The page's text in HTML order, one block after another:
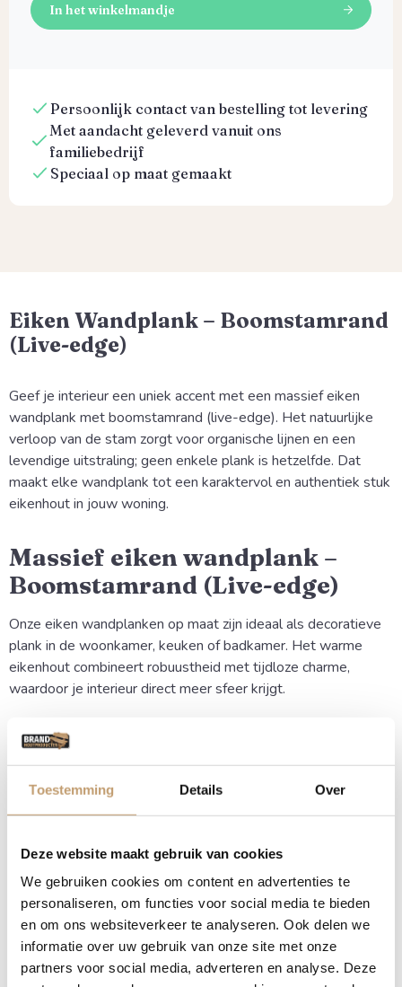
Toestemming Details Over
Deze website maakt gebruik van cookies
We gebruiken cookies om content en advertenties te
personaliseren, om functies voor social media te bieden
en om ons websiteverkeer te analyseren. Ook delen we
informatie over uw gebruik van onze site met onze
partners voor social media, adverteren en analyse. Deze
In het winkelmandje
Persoonlijk contact van bestelling tot levering
Met aandacht geleverd vanuit ons
familiebedrijf
Speciaal op maat gemaakt
Eiken Wandplank – Boomstamrand
(Live-edge)
Geef je interieur een uniek accent met een massief eiken
wandplank met boomstamrand (live-edge). Het natuurlijke
verloop van de stam zorgt voor organische lijnen en een
levendige uitstraling; geen enkele plank is hetzelfde. Dat
maakt elke wandplank tot een karaktervol en authentiek stuk
eikenhout in jouw woning.
Massief eiken wandplank –
Boomstamrand (Live-edge)
Onze eiken wandplanken op maat zijn ideaal als decoratieve
plank in de woonkamer, keuken of badkamer. Het warme
eikenhout combineert robuustheid met tijdloze charme,
waardoor je interieur direct meer sfeer krijgt.
Natuurlijke vormen en
Karakter
Omdat we de natuurlijke vorm van de boom volgen (de
huis. De nerven, kleurnuances en de glooiende rand zorgen
ervoor dat de wandplank een ware eyecatcher is aan elke
Voordelen van een eiken
wandplank met boomstamrand